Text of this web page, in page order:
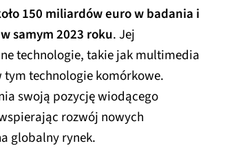
150 miliardów euro w badania i
samym 2023 roku. Jej
technologie, takie jak multimedia
technologie komórkowe.
swoją pozycję wiodącego
rozwój nowych
globalny rynek.